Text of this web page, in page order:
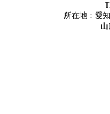
所在地：愛